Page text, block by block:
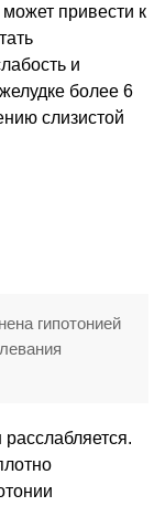
привести к
и
более 6
слизистой
гипотонией